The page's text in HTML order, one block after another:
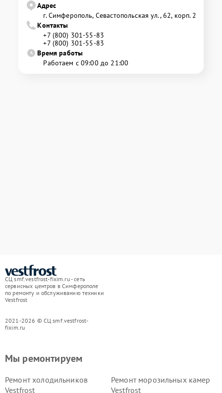
Адрес
г. Симферополь, Севастопольская ул., 62, корп. 2
Контакты
+7 (800) 301-55-83
+7 (800) 301-55-83
Время работы
Работаем с 09:00 до 21:00
СЦ smf.vestfrost-fixim.ru - сеть
сервисных центров в Симферополе
по ремонту и обслуживанию техники
Vestfrost
2021-2026 © СЦ smf.vestfrost-
fixim.ru
Мы ремонтируем
Ремонт холодильников
Vestfrost
Ремонт морозильных камер
Vestfrost